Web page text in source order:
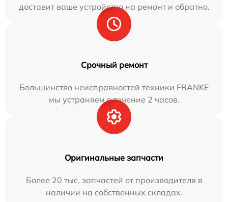
доставит ваше устройство на ремонт и обратно.
Срочный ремонт
Большинство неисправностей техники FRANKE
мы устраняем в течение 2 часов.
Оригинальные запчасти
Более 20 тыс. запчастей от производителя в
наличии на собственных складах.